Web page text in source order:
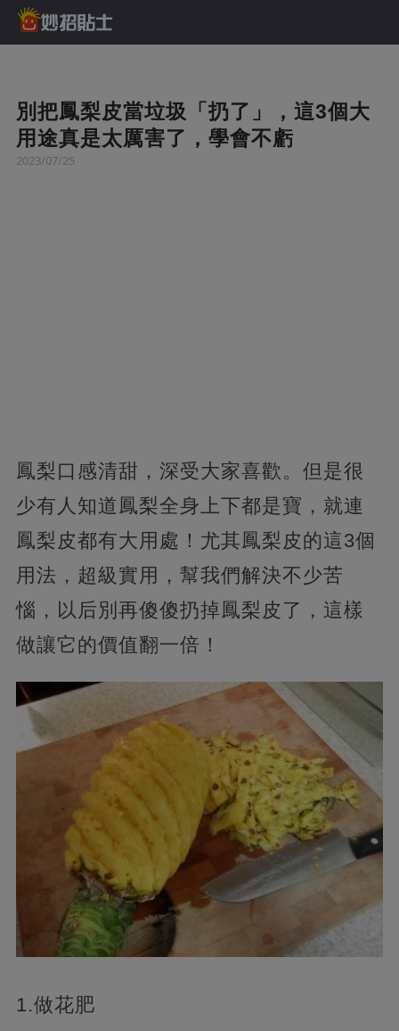
別把鳳梨皮當垃圾「扔了」，這3個大
用途真是太厲害了，學會不虧
2023/07/25
鳳梨口感清甜，深受大家喜歡。但是很
少有人知道鳳梨全身上下都是寶，就連
鳳梨皮都有大用處！尤其鳳梨皮的這3個
用法，超級實用，幫我們解決不少苦
惱，以后別再傻傻扔掉鳳梨皮了，這樣
做讓它的價值翻一倍！
1.做花肥